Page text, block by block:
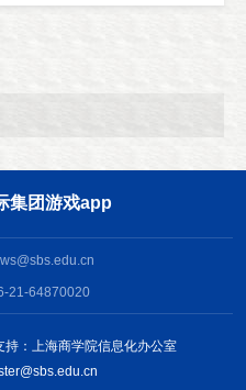
集团游戏app
21-64870020
：上海商学院信息化办公室